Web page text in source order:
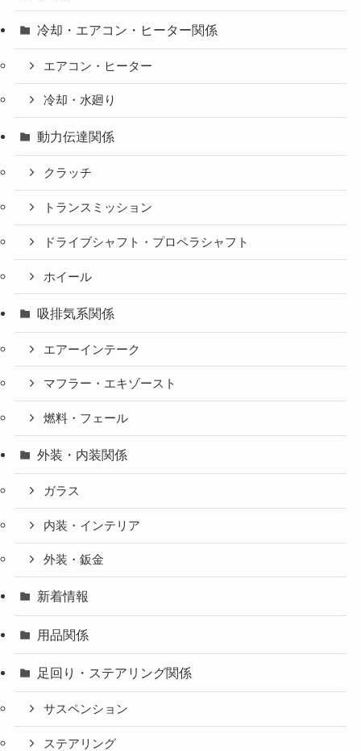
冷却・エアコン・ヒーター関係
エアコン・ヒーター
冷却・水廻り
動力伝達関係
クラッチ
トランスミッション
ドライブシャフト・プロペラシャフト
ホイール
吸排気系関係
エアーインテーク
マフラー・エキゾースト
燃料・フェール
外装・内装関係
ガラス
内装・インテリア
外装・鈑金
新着情報
用品関係
足回り・ステアリング関係
サスペンション
ステアリング